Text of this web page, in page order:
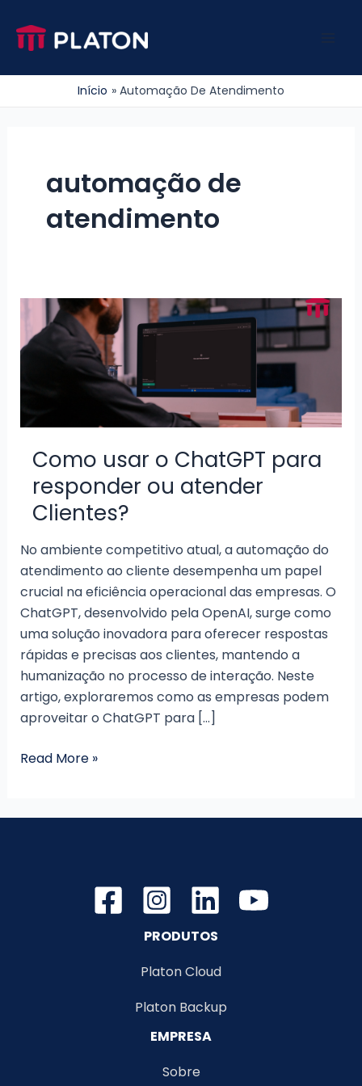
para
conteúdo
Início Automação De Atendimento
automação de
atendimento
Como usar o ChatGPT para
responder ou atender
Clientes?
No ambiente competitivo atual, a automação do
atendimento ao cliente desempenha um papel
crucial na eficiência operacional das empresas. O
ChatGPT, desenvolvido pela OpenAI, surge como
uma solução inovadora para oferecer respostas
rápidas e precisas aos clientes, mantendo a
humanização no processo de interação. Neste
artigo, exploraremos como as empresas podem
aproveitar o ChatGPT para […]
Como
ChatGPT
Read More »
PRODUTOS
Platon Cloud
Platon Backup
EMPRESA
Sobre